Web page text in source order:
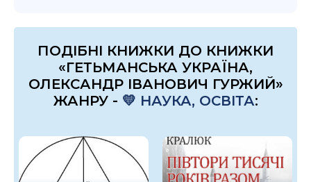
ПОДІБНІ КНИЖКИ ДО КНИЖКИ
«ГЕТЬМАНСЬКА УКРАЇНА,
ОЛЕКСАНДР ІВАНОВИЧ ГУРЖИЙ»
ЖАНРУ - 💛 НАУКА, ОСВІТА: